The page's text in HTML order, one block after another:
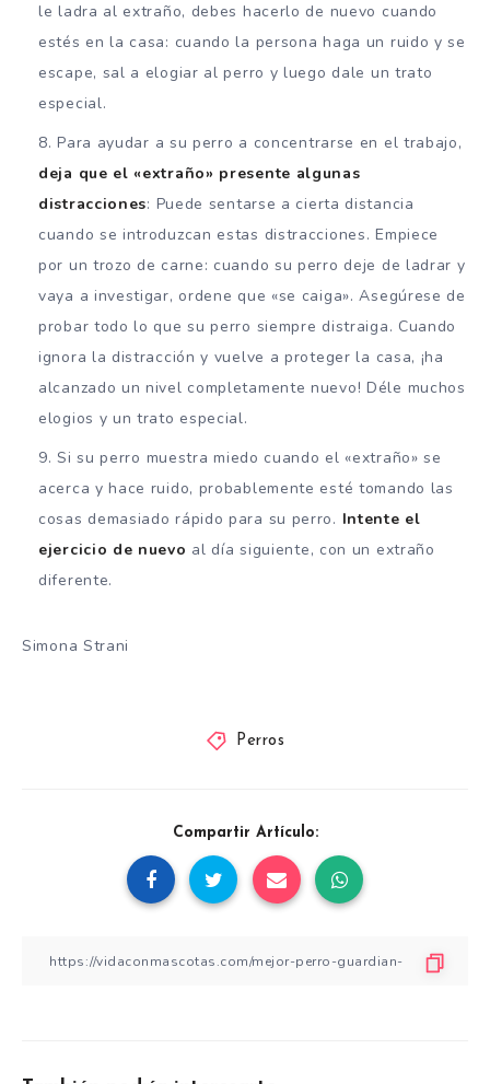
le ladra al extraño, debes hacerlo de nuevo cuando
estés en la casa: cuando la persona haga un ruido y se
escape, sal a elogiar al perro y luego dale un trato
especial.
Para ayudar a su perro a concentrarse en el trabajo,
deja que el «extraño» presente algunas
distracciones: Puede sentarse a cierta distancia
cuando se introduzcan estas distracciones. Empiece
por un trozo de carne: cuando su perro deje de ladrar y
vaya a investigar, ordene que «se caiga». Asegúrese de
probar todo lo que su perro siempre distraiga. Cuando
ignora la distracción y vuelve a proteger la casa, ¡ha
alcanzado un nivel completamente nuevo! Déle muchos
elogios y un trato especial.
Si su perro muestra miedo cuando el «extraño» se
acerca y hace ruido, probablemente esté tomando las
cosas demasiado rápido para su perro. Intente el
ejercicio de nuevo al día siguiente, con un extraño
diferente.
Simona Strani
Perros
Compartir Artículo: